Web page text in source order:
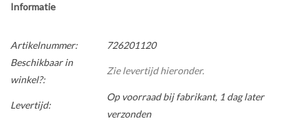
TIPS & KENNIS
Informatie
Artikelnummer:
726201120
Beschikbaar in
winkel?:
Zie levertijd hieronder.
Levertijd:
Op voorraad bij fabrikant, 1 dag later
verzonden